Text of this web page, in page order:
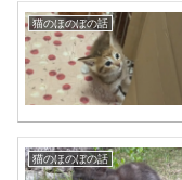
猫のほのぼの話
猫のほのぼの話